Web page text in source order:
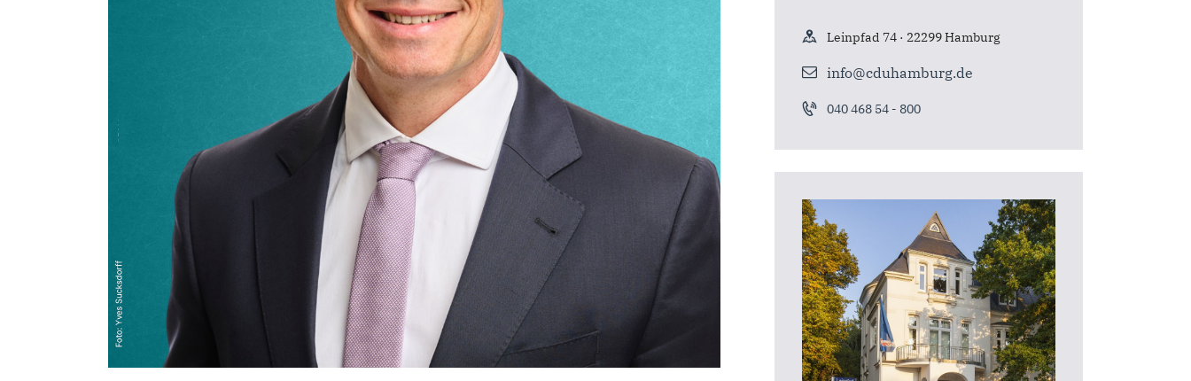
Leinpfad 74 · 22299 Hamburg
info@cduhamburg.de
040 468 54 - 800